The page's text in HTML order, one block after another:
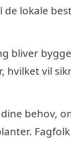
lokale
bliver
hvilket vil
behov,